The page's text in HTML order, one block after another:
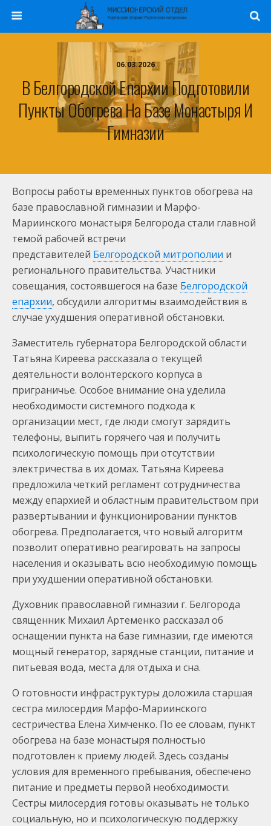
06.03.2026
В Белгородской Епархии Подготовили
Пункты Обогрева На Базе Монастыря И
Гимназии
Вопросы работы временных пунктов обогрева на
базе православной гимназии и Марфо-
Мариинского монастыря Белгорода стали главной
темой рабочей встречи
представителей Белгородской митрополии и
регионального правительства. Участники
совещания, состоявшегося на базе Белгородской
епархии, обсудили алгоритмы взаимодействия в
случае ухудшения оперативной обстановки.
Заместитель губернатора Белгородской области
Татьяна Киреева рассказала о текущей
деятельности волонтерского корпуса в
приграничье. Особое внимание она уделила
необходимости системного подхода к
организации мест, где люди смогут зарядить
телефоны, выпить горячего чая и получить
психологическую помощь при отсутствии
электричества в их домах. Татьяна Киреева
предложила четкий регламент сотрудничества
между епархией и областным правительством при
развертывании и функционировании пунктов
обогрева. Предполагается, что новый алгоритм
позволит оперативно реагировать на запросы
населения и оказывать всю необходимую помощь
при ухудшении оперативной обстановки.
Духовник православной гимназии г. Белгорода
священник Михаил Артеменко рассказал об
оснащении пункта на базе гимназии, где имеются
мощный генератор, зарядные станции, питание и
питьевая вода, места для отдыха и сна.
О готовности инфраструктуры доложила старшая
сестра милосердия Марфо-Мариинского
сестричества Елена Химченко. По ее словам, пункт
обогрева на базе монастыря полностью
подготовлен к приему людей. Здесь созданы
условия для временного пребывания, обеспечено
питание и предметы первой необходимости.
Сестры милосердия готовы оказывать не только
социальную, но и психологическую поддержку